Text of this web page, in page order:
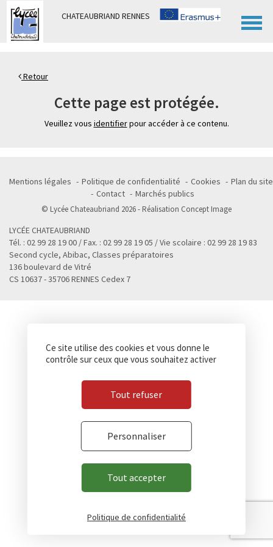
CHATEAUBRIAND RENNES
Retour
Cette page est protégée.
Veuillez vous identifierpour accéder à ce contenu.
Mentions légales Politique de confidentialité Cookies
Plan du site
Contact
Marchés publics
© Lycée Chateaubriand 2026 - Réalisation Concept Image
LYCÉE CHATEAUBRIAND
Tél. : 02 99 28 19 00 / Fax. : 02 99 28 19 05 / Vie scolaire : 02 99 28 19 83
Second cycle, Abibac, Classes préparatoires
136 boulevard de Vitré
CS 10637 - 35706 RENNES Cedex 7
Panneau de gestion des cookies
Ce site utilise des cookies et vous donne le
contrôle sur ceux que vous souhaitez activer
Tout accepter
Tout refuser
Personnaliser
Politique de confidentialité